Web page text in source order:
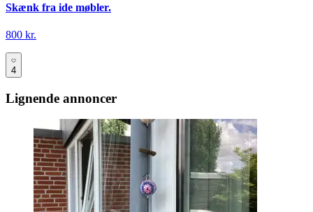
Skænk fra ide møbler.
800 kr.
4
Lignende annoncer